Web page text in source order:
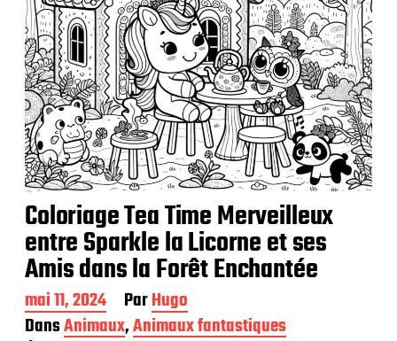
Coloriage Tea Time Merveilleux
entre Sparkle la Licorne et ses
Amis dans la Forêt Enchantée
D
a
mai 11, 2024 ParHugo
DansAnimaux,Animaux fantastiques